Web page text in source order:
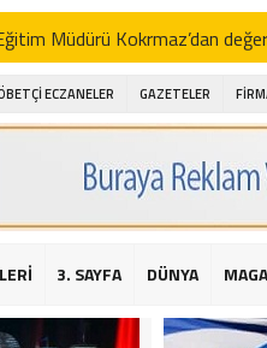
Müdürü Kokrmaz’dan
Alibeyoğlu, Aile Destek
ıhlamur piyasalarda
şehitleri için bayraklı
için yardım kermesi
2016 yılı değerlendirmesi
Sarıyer Çayırbaşı
ECZANELER GAZETELER
3. SAYFA DÜNYA